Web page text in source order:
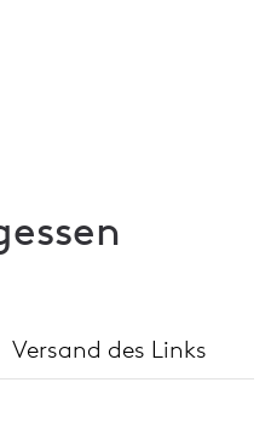
Versand des Links